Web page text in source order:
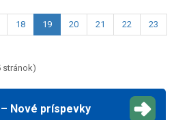
18 19 20 21 22 23
stránok)
Nové príspevky